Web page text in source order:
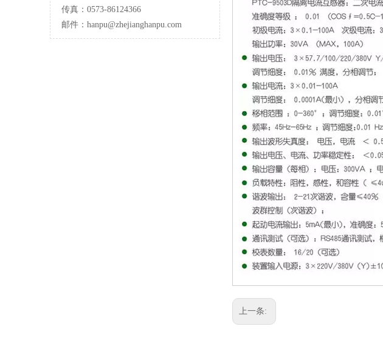
传真：0573-86124366
邮件：hanpu@zhejianghanpu.com
上一条: